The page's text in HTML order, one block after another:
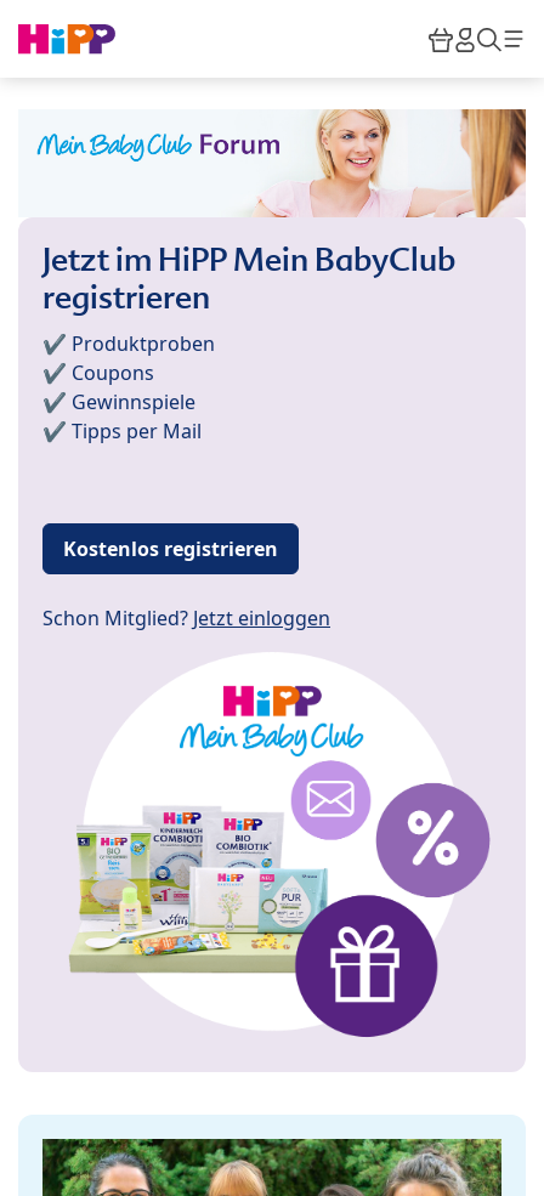
HiPP
Jetzt im HiPP Mein BabyClub
registrieren
✔️ Produktproben
✔️ Coupons
✔️ Gewinnspiele
✔️ Tipps per Mail
Kostenlos registrieren
Schon Mitglied? Jetzt einloggen